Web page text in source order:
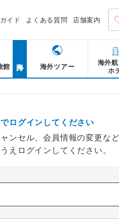
イド よくある質問 店舗案内
館 海外ツアー
海外航
ホ
ログインしてください
ンセル、会員情報の変更な
えログインしてください。